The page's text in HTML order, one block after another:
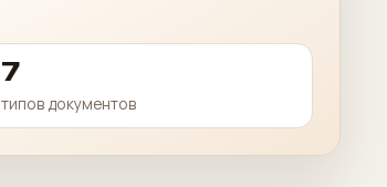
7
типов документов